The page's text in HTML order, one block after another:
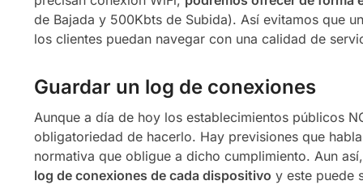
de Bajada y 500Kbts de Subida). Así evitamos que
los clientes puedan navegar con una calidad de
Guardar un log de conexiones
Aunque a día de hoy los establecimientos públicos
obligatoriedad de hacerlo. Hay previsiones que
normativa que obligue a dicho cumplimiento. Aun
log de conexiones de cada dispositivo y este puede